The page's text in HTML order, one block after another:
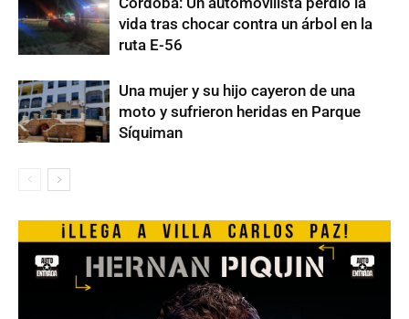
vida tras chocar contra un árbol en la
ruta E-56
Una mujer y su hijo cayeron de una
moto y sufrieron heridas en Parque
Síquiman